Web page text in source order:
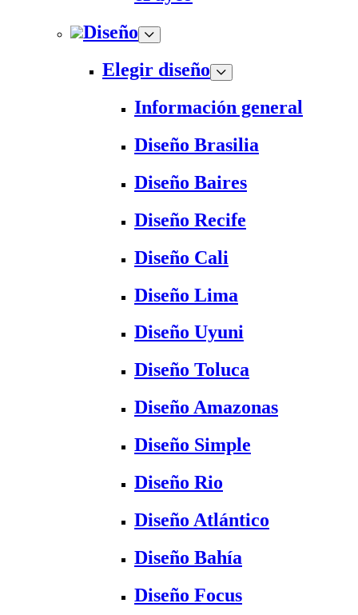
Diseño
Elegir diseño
Información general
Diseño Brasilia
Diseño Baires
Diseño Recife
Diseño Cali
Diseño Lima
Diseño Uyuni
Diseño Toluca
Diseño Amazonas
Diseño Simple
Diseño Rio
Diseño Atlántico
Diseño Bahía
Diseño Focus